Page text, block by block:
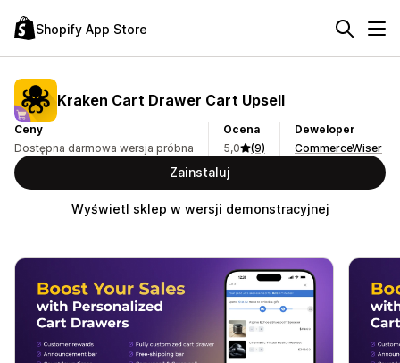
Shopify App Store
Kraken Cart Drawer Cart Upsell
Ceny
Dostępna darmowa wersja próbna
Ocena
5,0
(9)
Deweloper
CommerceWiser
Zainstaluj
Wyświetl sklep w wersji demonstracyjnej